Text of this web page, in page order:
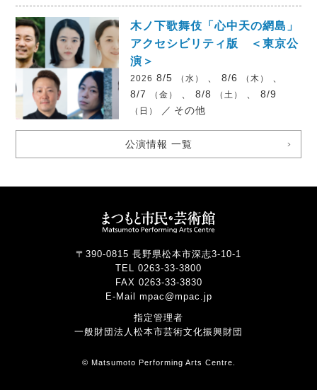
木ノ下歌舞伎「心中天の網島」
アクセシビリティ版 ＜東京公
演＞
2026 8/5 （水） 、 8/6 （木）
8/7
（金） 、 8/8 （土） 、 8/9
（日） ／ その他
公演情報 一覧
〒390-0815 長野県松本市深志3-10-1
TEL 0263-33-3800
FAX 0263-33-3830
E-Mail mpac@mpac.jp
指定管理者
一般財団法人松本市芸術文化振興財団
© Matsumoto Performing Arts Centre.